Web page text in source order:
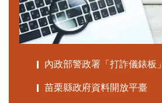
內政部警政署「打詐儀錶板」
苗栗縣政府資料開放平臺